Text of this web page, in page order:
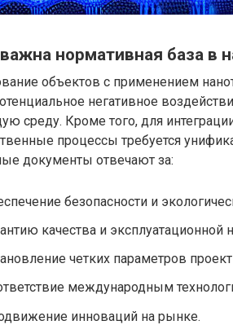
нормативная база в
объектов с применением
негативное
среду. Кроме того, для
процессы требуется
документы отвечают за:
безопасности и
качества и эксплуатационной
четких параметров
международным
инноваций на рынке.